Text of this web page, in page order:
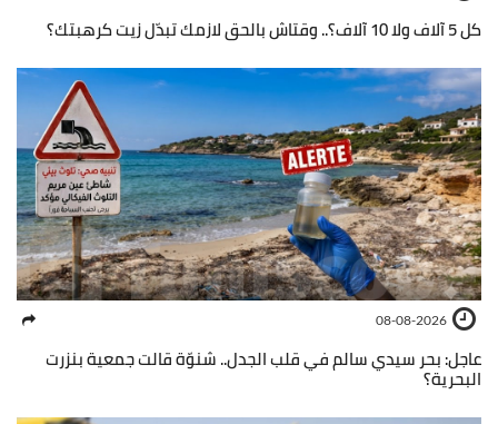
كل 5 آلاف ولا 10 آلاف؟.. وقتاش بالحق لازمك تبدّل زيت كرهبتك؟
08-08-2026
عاجل: بحر سيدي سالم في قلب الجدل.. شنوّة قالت جمعية بنزرت
البحرية؟